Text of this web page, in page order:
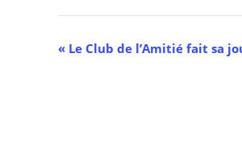
N
« Le Club de l’Amitié fait sa